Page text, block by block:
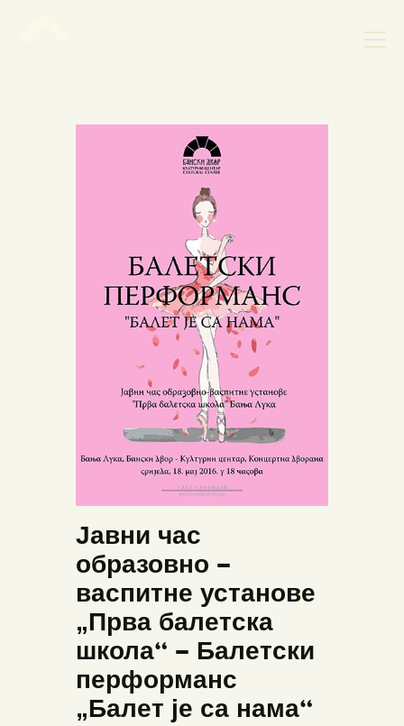
НАЈАВА ДОГАЂАЈА
БАНСКИ ДВОР
ФОТОГРАФИЈЕ
ВИДЕО
КОНТАКТ
Јавни час
образовно –
васпитне установе
„Прва балетска
школа“ – Балетски
перформанс
„Балет је са нама“